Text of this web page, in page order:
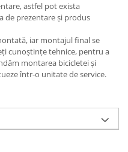
astfel pot exista
de prezentare și produs
iar montajul final se
cunoștințe tehnice, pentru a
montarea bicicletei și
într-o unitate de service.